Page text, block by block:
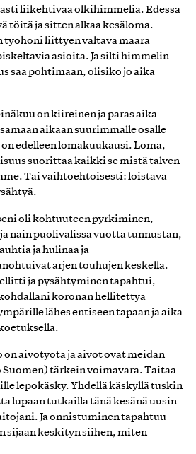
liikehtivää olkihimmeliä. Edessä
töitä ja sitten alkaa kesäloma.
työhöni liittyen valtava määrä
asioita. Ja silti himmelin
saa pohtimaan, olisiko jo aika
on kiireinen ja paras aika
aikaan suurimmalle osalle
edelleen lomakuukausi. Loma,
suorittaa kaikki se mistä talven
Tai vaihtoehtoisesti: loistava
oli kohtuuteen pyrkiminen,
näin puolivälissä vuotta tunnustan,
ja hulinaa ja
arjen touhujen keskellä.
ja pysähtyminen tapahtui,
koronan hellitettyä
lähes entiseen tapaan ja aika
on aivotyötä ja aivot ovat meidän
tärkein voimavara. Taitaa
lepokäsky. Yhdellä käskyllä tuskin
lupaan tutkailla tänä kesänä uusin
Ja onnistuminen tapahtuu
sijaan keskityn siihen, miten